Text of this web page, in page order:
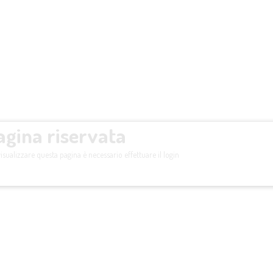
riservata
questa pagina è necessario effettuare il login